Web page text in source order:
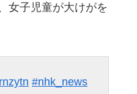
女子児童が大けがを
#nhk_news